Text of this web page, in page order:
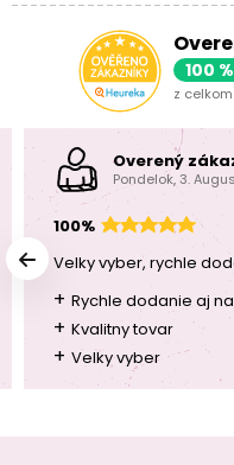
100 %
z celkom
Overený
Pondelok, 3.
100%
Velky vyber, rychle
+ Rychle dodanie aj
+ Kvalitny tovar
+ Velky vyber